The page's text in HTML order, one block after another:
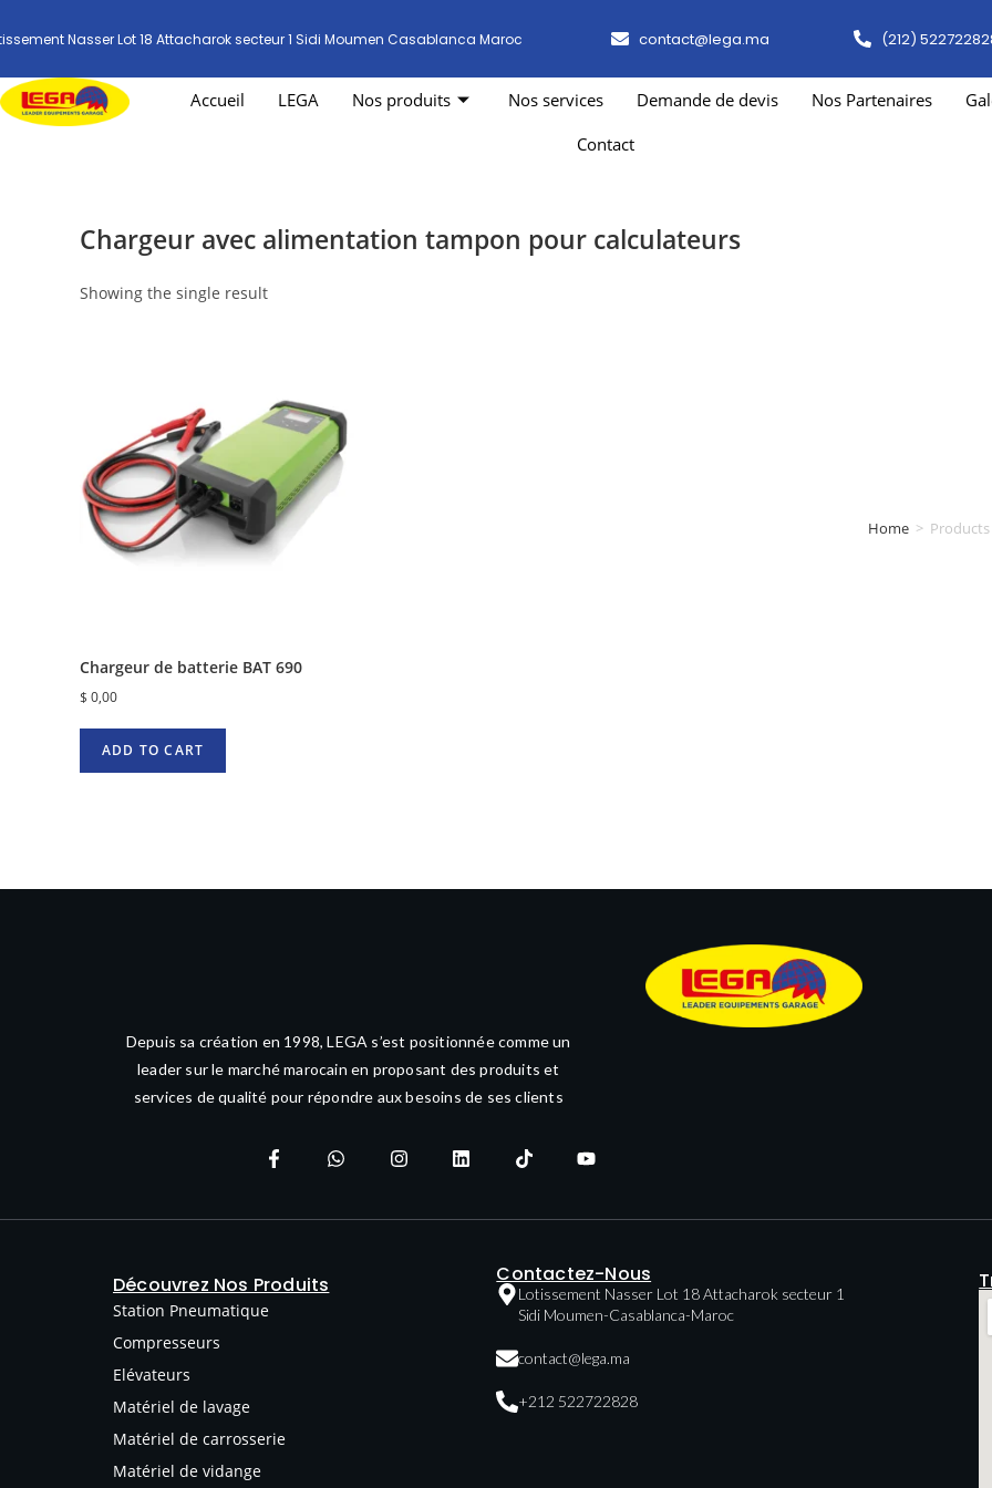
Nasser Lot 18 Attacharok secteur 1 Sidi Moumen Casablanca Maroc contact@lega.ma (212)
Accueil LEGA Nos produits Nos services Demande de devis Nos Partenaires
Contact
Home >
Chargeur avec alimentation tampon pour calculateurs
Showing the single result
Chargeur de batterie BAT 690
$ 0,00
ADD TO CART
Depuis sa création en 1998, LEGA s’est positionnée comme un
leader sur le marché marocain en proposant des produits et
services de qualité pour répondre aux besoins de ses clients
Découvrez Nos Produits
Station Pneumatique
Compresseurs
Elévateurs
Matériel de lavage
Matériel de carrosserie
Matériel de vidange
Contactez-Nous
Lotissement Nasser Lot 18 Attacharok secteur 1
Sidi Moumen-Casablanca-Maroc
contact@lega.ma
+212 522722828